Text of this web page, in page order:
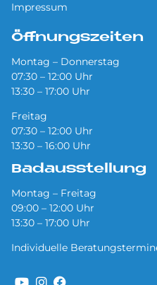
Impressum
Öffnungszeiten
Montag – Donnerstag
07:30 – 12:00 Uhr
13:30 – 17:00 Uhr
Freitag
07:30 – 12:00 Uhr
13:30 – 16:00 Uhr
Badausstellung
Montag – Freitag
09:00 – 12:00 Uhr
13:30 – 17:00 Uhr
Individuelle